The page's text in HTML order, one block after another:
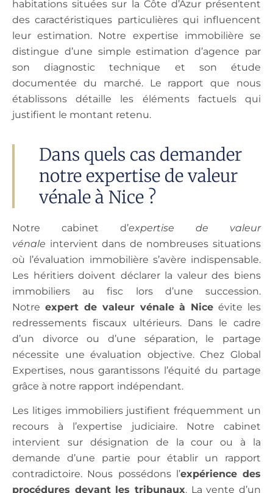
habitations situées sur la Côte d’Azur présentent
des caractéristiques particulières qui influencent
leur estimation. Notre expertise immobilière se
distingue d’une simple estimation d’agence par
son diagnostic technique et son étude
documentée du marché. Le rapport que nous
établissons détaille les éléments factuels qui
justifient le montant retenu.
Dans quels cas demander
notre expertise de valeur
vénale à Nice ?
Notre cabinet d’expertise de valeur
vénale intervient dans de nombreuses situations
où l’évaluation immobilière s’avère indispensable.
Les héritiers doivent déclarer la valeur des biens
immobiliers au fisc lors d’une succession.
Notre expert de valeur vénale à Nice évite les
redressements fiscaux ultérieurs. Dans le cadre
d’un divorce ou d’une séparation, le partage
nécessite une évaluation objective. Chez Global
Expertises, nous garantissons l’équité du partage
grâce à notre rapport indépendant.
Les litiges immobiliers justifient fréquemment un
recours à l’expertise judiciaire. Notre cabinet
intervient sur désignation de la cour ou à la
demande d’une partie pour établir un rapport
contradictoire. Nous possédons l’expérience des
procédures devant les tribunaux. La vente d’un